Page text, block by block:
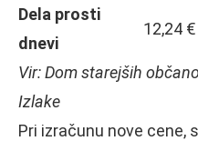
Dela prosti
dnevi
12,24 €
Vir: Dom starejših
Izlake
Pri izračunu nove cene,